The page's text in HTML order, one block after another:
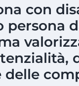
con
persona
delle